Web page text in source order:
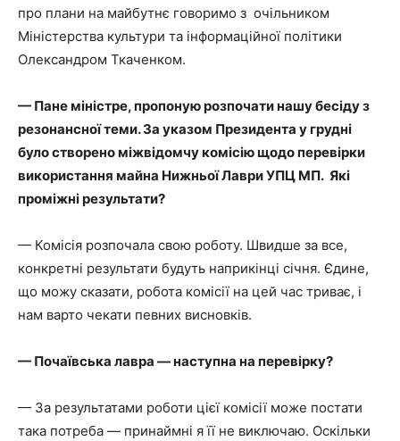
про плани на майбутнє говоримо з очільником
Міністерства культури та інформаційної політики
Олександром Ткаченком.
— Пане міністре, пропоную розпочати нашу бесіду з
резонансної теми. За указом Президента у грудні
було створено міжвідомчу комісію щодо перевірки
використання майна Нижньої Лаври УПЦ МП. Які
проміжні результати?
— Комісія розпочала свою роботу. Швидше за все,
конкретні результати будуть наприкінці січня. Єдине,
що можу сказати, робота комісії на цей час триває, і
нам варто чекати певних висновків.
— Почаївська лавра — наступна на перевірку?
— За результатами роботи цієї комісії може постати
така потреба — принаймні я її не виключаю. Оскільки